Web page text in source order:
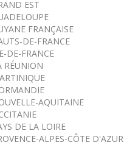
EST
FRANÇAISE
DE-FRANCE
DE-FRANCE
RÉUNION
AQUITAINE
DE LA LOIRE
ALPES-CÔTE D'AZUR